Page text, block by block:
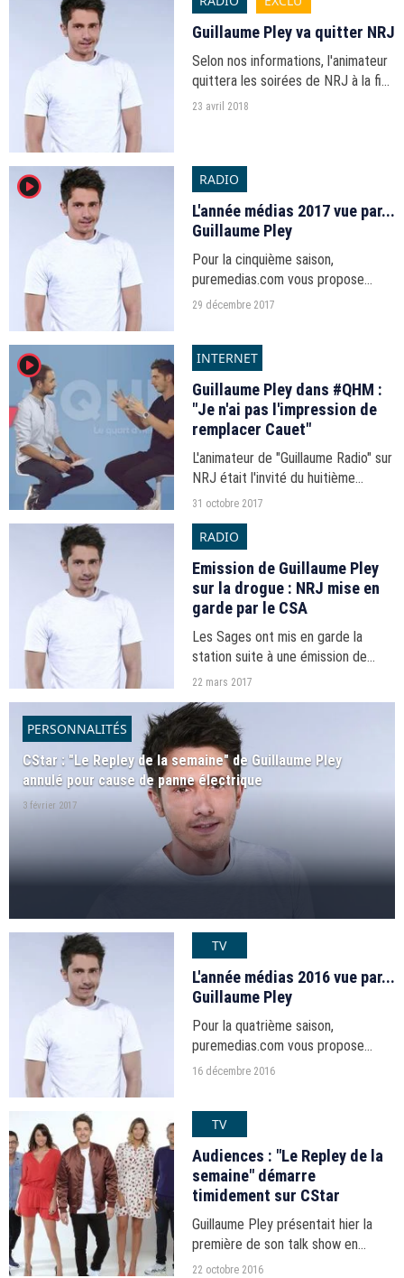
Guillaume Pley va quitter NRJ
Selon nos informations, l'animateur
quittera les soirées de NRJ à la fin
de la saison.
23 avril 2018
player2 RADIO
L'année médias 2017 vue par...
Guillaume Pley
Pour la cinquième saison,
puremedias.com vous propose
"L'année médias vue par...", votre
29 décembre 2017
player2 INTERNET
Guillaume Pley dans #QHM :
"Je n'ai pas l'impression de
remplacer Cauet"
L'animateur de "Guillaume Radio" sur
NRJ était l'invité du huitième
numéro de notre "Quart d'heure
31 octobre 2017
RADIO
Emission de Guillaume Pley
sur la drogue : NRJ mise en
garde par le CSA
Les Sages ont mis en garde la
station suite à une émission de
"Guillaume Radio 2.0" du mois de
22 mars 2017
PERSONNALITÉS
CStar : "Le Repley de la semaine" de Guillaume Pley
annulé pour cause de panne électrique
3 février 2017
TV
L'année médias 2016 vue par...
Guillaume Pley
Pour la quatrième saison,
puremedias.com vous propose
"L'année médias vue par...", votre
16 décembre 2016
TV
Audiences : "Le Repley de la
semaine" démarre
timidement sur CStar
Guillaume Pley présentait hier la
première de son talk show en
direct à 22h50 sur CStar.
22 octobre 2016